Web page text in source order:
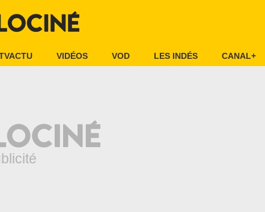
VIDÉOS VOD LES INDÉS CANAL+